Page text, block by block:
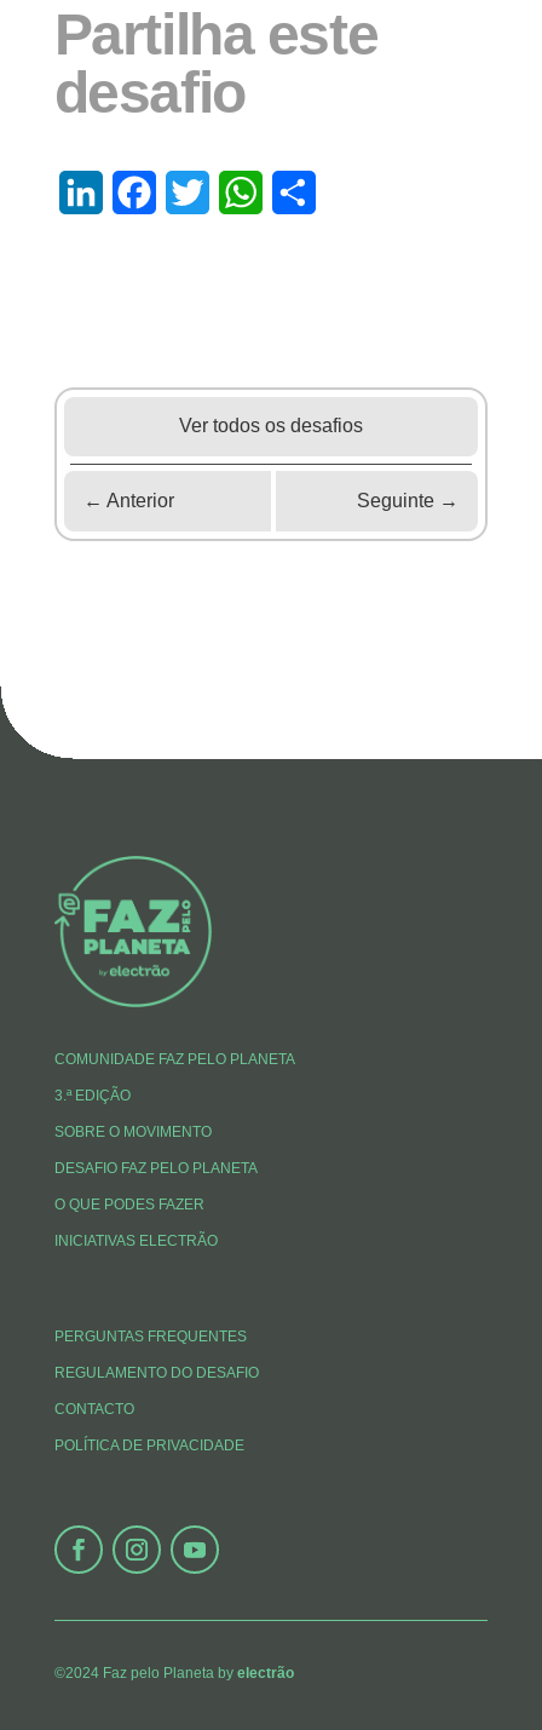
Partilha este
desafio
LinkedInFacebook
Twitter WhatsApp
Ver todos os desafios
← Anterior Seguinte →
COMUNIDADE FAZ PELO PLANETA
3.ª EDIÇÃO
SOBRE O MOVIMENTO
DESAFIO FAZ PELO PLANETA
O QUE PODES FAZER
INICIATIVAS ELECTRÃO
PERGUNTAS FREQUENTES
REGULAMENTO DO DESAFIO
CONTACTO
POLÍTICA DE PRIVACIDADE
©2024 Faz pelo Planeta by electrão